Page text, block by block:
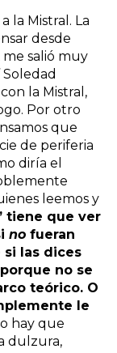
la Mistral. La
desde
me salió muy
Soledad
la Mistral,
Por otro
que
de periferia
diría el
leemos y
tiene que ver
no fueran
si las dices
no se
teórico. O
le
hay que
dulzura,